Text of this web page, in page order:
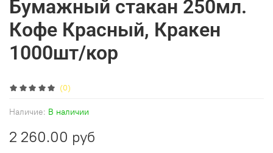
(0)
Наличие: В наличии
Бумажный стакан 250мл.
Кофе Красный, Кракен
1000шт/кор
2 260.00 руб